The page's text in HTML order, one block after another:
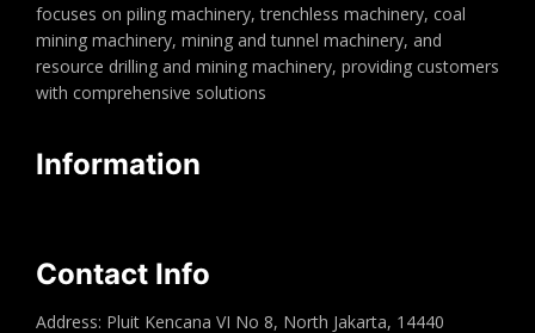
focuses on piling machinery, trenchless machinery, coal
mining machinery, mining and tunnel machinery, and
resource drilling and mining machinery, providing customers
with comprehensive solutions
Information
Contact Info
Address: Pluit Kencana VI No 8, North Jakarta, 14440